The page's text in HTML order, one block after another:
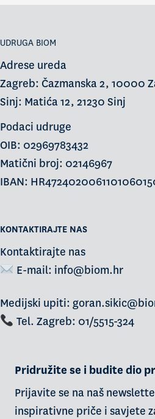
UDRUGA BIOM
Adrese ureda
Zagreb: Čazmanska 2, 10000
Sinj: Matića 12, 21230 Sinj
Podaci udruge
OIB: 02969783432
Matični broj: 02146967
IBAN:
KONTAKTIRAJTE NAS
Kontaktirajte nas
E-mail: info@biom.hr
Medijski upiti:
Tel. Zagreb: 01/5515-324
Pridružite se i budite dio
Prijavite se na naš
inspirativne priče i savjete